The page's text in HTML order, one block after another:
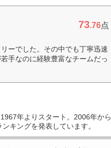
73.76点
ーでした。その中でも丁寧迅速
手なのに経験豊富なチームだっ
年よりスタート。2006年から
キングを発表しています。